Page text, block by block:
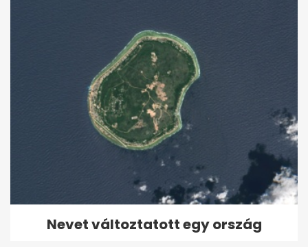
Nevet változtatott egy ország